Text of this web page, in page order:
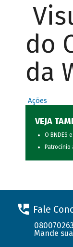
do
da
Ações
VEJA
O BNDES
Patrocínio
Fale
Mande